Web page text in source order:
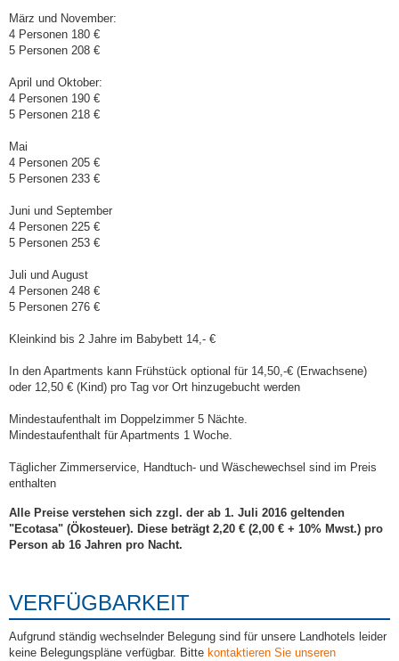
März und November:
4 Personen 180 €
5 Personen 208 €
April und Oktober:
4 Personen 190 €
5 Personen 218 €
Mai
4 Personen 205 €
5 Personen 233 €
Juni und September
4 Personen 225 €
5 Personen 253 €
Juli und August
4 Personen 248 €
5 Personen 276 €
Kleinkind bis 2 Jahre im Babybett 14,- €
In den Apartments kann Frühstück optional für 14,50,-€ (Erwachsene)
oder 12,50 € (Kind) pro Tag vor Ort hinzugebucht werden
Mindestaufenthalt im Doppelzimmer 5 Nächte.
Mindestaufenthalt für Apartments 1 Woche.
Täglicher Zimmerservice, Handtuch- und Wäschewechsel sind im Preis
enthalten
Alle Preise verstehen sich zzgl. der ab 1. Juli 2016 geltenden
"Ecotasa" (Ökosteuer). Diese beträgt 2,20 € (2,00 € + 10% Mwst.) pro
Person ab 16 Jahren pro Nacht.
VERFÜGBARKEIT
Aufgrund ständig wechselnder Belegung sind für unsere Landhotels leider
keine Belegungspläne verfügbar. Bitte kontaktieren Sie unseren